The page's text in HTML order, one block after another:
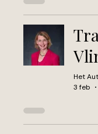
Het
3 feb